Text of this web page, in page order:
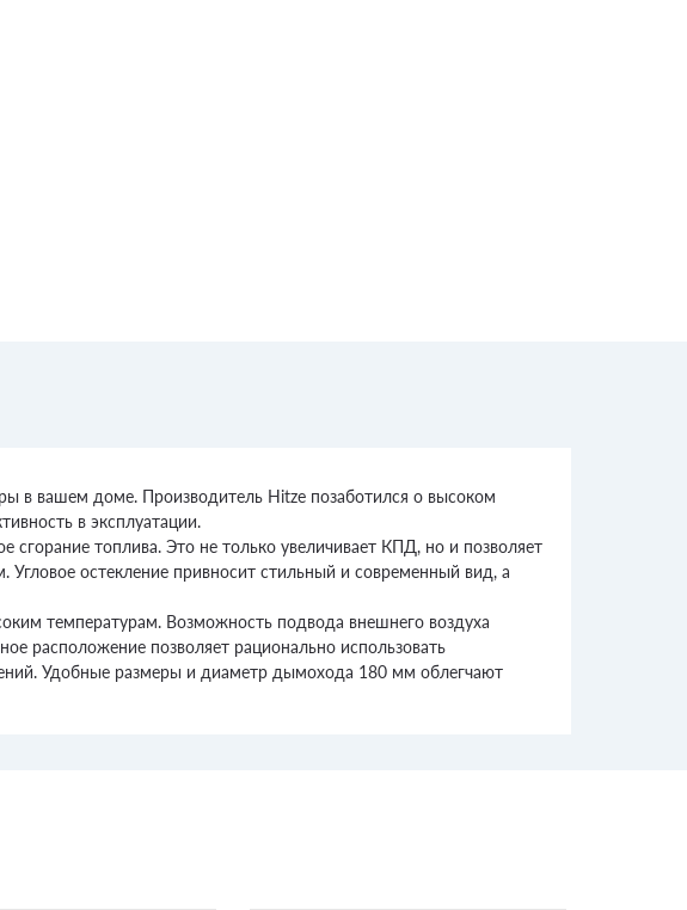
в вашем доме. Производитель Hitze позаботился о высоком
в эксплуатации.
топлива. Это не только увеличивает КПД, но и позволяет
остекление привносит стильный и современный вид, а
температурам. Возможность подвода внешнего воздуха
расположение позволяет рационально использовать
Удобные размеры и диаметр дымохода 180 мм облегчают